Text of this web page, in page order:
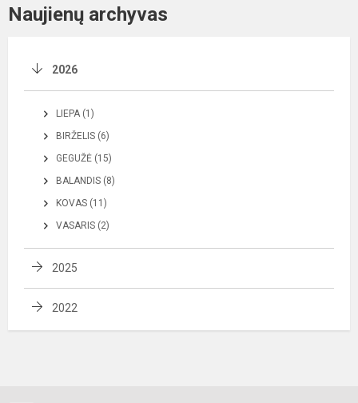
Naujienų archyvas
2026
LIEPA (1)
BIRŽELIS (6)
GEGUŽĖ (15)
BALANDIS (8)
KOVAS (11)
VASARIS (2)
2025
2022